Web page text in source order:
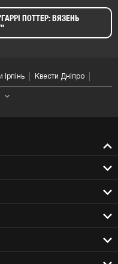
ПОТТЕР: ВЯЗЕНЬ
Ірпінь Квести Дніпро